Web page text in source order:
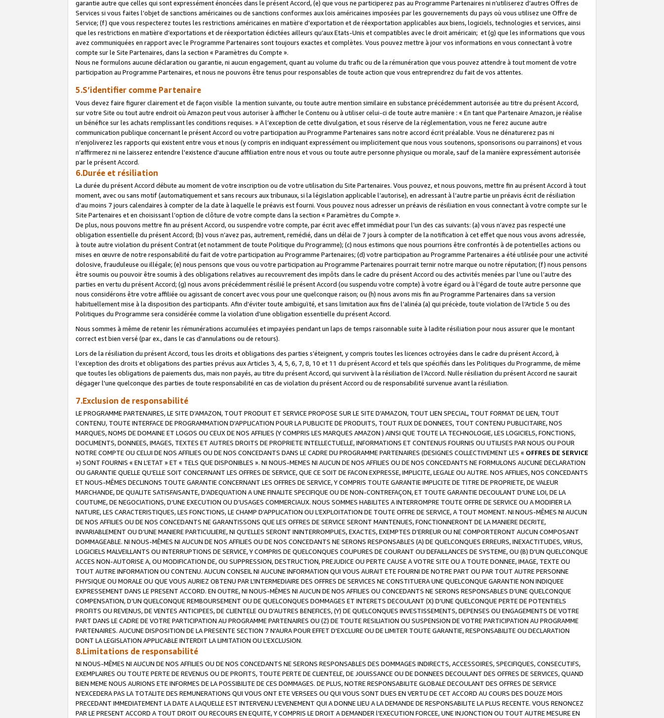
garantie autre que celles qui sont expressément énoncées dans le présent Accord, (e) que vous ne participerez pas au Programme Partenaires ni n’utiliserez d’autres Offres de
Services si vous faites l’objet de sanctions américaines ou de sanctions conformes aux lois américaines imposées par les gouvernements du pays où vous utilisez une Offre de
Service; (f) que vous respecterez toutes les restrictions américaines en matière d’exportation et de réexportation applicables aux biens, logiciels, technologies et services, ainsi
que les restrictions en matière d’exportations et de réexportation édictées ailleurs qu’aux Etats-Unis et compatibles avec le droit américain; et (g) que les informations que vous
avez communiquées en rapport avec le Programme Partenaires sont toujours exactes et complètes. Vous pouvez mettre à jour vos informations en vous connectant à votre
compte sur le Site Partenaires, dans la section « Paramètres du Compte ».
Nous ne formulons aucune déclaration ou garantie, ni aucun engagement, quant au volume du trafic ou de la rémunération que vous pouvez attendre à tout moment de votre
participation au Programme Partenaires, et nous ne pouvons être tenus pour responsables de toute action que vous entreprendrez du fait de vos attentes.
5.S’identifier comme Partenaire
Vous devez faire figurer clairement et de façon visible la mention suivante, ou toute autre mention similaire en substance précédemment autorisée au titre du présent Accord,
sur votre Site ou tout autre endroit où Amazon peut vous autoriser à afficher le Contenu ou à utiliser celui-ci de toute autre manière : « En tant que Partenaire Amazon, je réalise
un bénéfice sur les achats remplissant les conditions requises. » A l’exception de cette divulgation, et sous réserve de la réglementation, vous ne ferez aucune autre
communication publique concernant le présent Accord ou votre participation au Programme Partenaires sans notre accord écrit préalable. Vous ne dénaturerez pas ni
n’enjoliverez les rapports qui existent entre vous et nous (y compris en indiquant expressément ou implicitement que nous vous soutenons, sponsorisons ou parrainons) et vous
n’affirmerez ni ne laisserez entendre l'existence d'aucune affiliation entre nous et vous ou toute autre personne physique ou morale, sauf de la manière expressément autorisée
par le présent Accord.
6.Durée et résiliation
La durée du présent Accord débute au moment de votre inscription ou de votre utilisation du Site Partenaires. Vous pouvez, et nous pouvons, mettre fin au présent Accord à tout
moment, avec ou sans motif (automatiquement et sans recours aux tribunaux, si la législation applicable l’autorise), en adressant à l’autre partie un préavis écrit de résiliation
d’au moins 7 jours calendaires à compter de la date à laquelle le préavis est fourni. Vous pouvez nous adresser un préavis de résiliation en vous connectant à votre compte sur le
Site Partenaires et en choisissant l’option de clôture de votre compte dans la section « Paramètres du Compte ».
De plus, nous pouvons mettre fin au présent Accord, ou suspendre votre compte, par écrit avec effet immédiat pour l’un des cas suivants: (a) vous n’avez pas respecté une
obligation essentielle du présent Accord; (b) vous n’avez pas, autrement, remédié, dans un délai de 7 jours à compter de la notification à cet effet que nous vous avons adressée,
à toute autre violation du présent Contrat (et notamment de toute Politique du Programme); (c) nous estimons que nous pourrions être confrontés à de potentielles actions ou
mises en œuvre de notre responsabilité du fait de votre participation au Programme Partenaires; (d) votre participation au Programme Partenaires a été utilisée pour une activité
dolosive, frauduleuse ou illégale; (e) nous pensons que vous ou votre participation au Programme Partenaires pourrait ternir notre marque ou notre réputation; (f) nous pensons
être soumis ou pouvoir être soumis à des obligations relatives au recouvrement des impôts dans le cadre du présent Accord ou des activités menées par l’une ou l’autre des
parties en vertu du présent Accord; (g) nous avons précédemment résilié le présent Accord (ou suspendu votre compte) à votre égard ou à l'égard de toute autre personne que
nous considérons être votre affiliée ou agissant de concert avec vous pour une quelconque raison; ou (h) nous avons mis fin au Programme Partenaires dans sa version
habituellement mise à la disposition des participants. Afin d’éviter toute ambiguïté, et sans limitation aux fins de l’alinéa (a) qui précède, toute violation de l’Article 5 ou des
Politiques du Programme sera considérée comme la violation d’une obligation essentielle du présent Accord.
Nous sommes à même de retenir les rémunérations accumulées et impayées pendant un laps de temps raisonnable suite à ladite résiliation pour nous assurer que le montant
correct est bien versé (par ex., dans le cas d’annulations ou de retours).
Lors de la résiliation du présent Accord, tous les droits et obligations des parties s’éteignent, y compris toutes les licences octroyées dans le cadre du présent Accord, à
l’exception des droits et obligations des parties prévus aux Articles 3, 4, 5, 6, 7, 8, 10 et 11 du présent Accord et tels que spécifiés dans les Politiques du Programme, de même
que toutes les obligations de paiements dus, mais non payés, au titre du présent Accord, qui survivent à la résiliation de l’Accord. Nulle résiliation du présent Accord ne saurait
dégager l'une quelconque des parties de toute responsabilité en cas de violation du présent Accord ou de responsabilité survenue avant la résiliation.
7.Exclusion de responsabilité
LE PROGRAMME PARTENAIRES, LE SITE D’AMAZON, TOUT PRODUIT ET SERVICE PROPOSE SUR LE SITE D’AMAZON, TOUT LIEN SPECIAL, TOUT FORMAT DE LIEN, TOUT
CONTENU, TOUTE INTERFACE DE PROGRAMMATION D'APPLICATION POUR LA PUBLICITE DE PRODUITS, TOUT FLUX DE DONNEES, TOUT CONTENU PUBLICITAIRE, NOS
MARQUES, NOMS DE DOMAINE ET LOGOS OU CEUX DE NOS AFFILIES (Y COMPRIS LES MARQUES AMAZON ) AINSI QUE TOUTE LA TECHNOLOGIE, LES LOGICIELS, FONCTIONS,
DOCUMENTS, DONNEES, IMAGES, TEXTES ET AUTRES DROITS DE PROPRIETE INTELLECTUELLE, INFORMATIONS ET CONTENUS FOURNIS OU UTILISES PAR NOUS OU POUR
NOTRE COMPTE OU CELUI DE NOS AFFILIES OU DE NOS CONCEDANTS DANS LE CADRE DU PROGRAMME PARTENAIRES (DESIGNES COLLECTIVEMENT LES « OFFRES DE SERVICE
») SONT FOURNIS « EN L’ETAT » ET « TELS QUE DISPONIBLES ». NI NOUS-MEMES NI AUCUN DE NOS AFFILIES OU DE NOS CONCEDANTS NE FORMULONS AUCUNE DECLARATION
OU GARANTIE QUELLE QU’ELLE SOIT CONCERNANT LES OFFRES DE SERVICE, QUE CE SOIT DE FACON EXPRESSE, IMPLICITE, LEGALE OU AUTRE. NOS AFFILIES, NOS CONCEDANTS
ET NOUS-MÊMES DECLINONS TOUTE GARANTIE CONCERNANT LES OFFRES DE SERVICE, Y COMPRIS TOUTE GARANTIE IMPLICITE DE TITRE DE PROPRIETE, DE VALEUR
MARCHANDE, DE QUALITE SATISFAISANTE, D’ADEQUATION A UNE FINALITE SPECIFIQUE OU DE NON-CONTREFAÇON, ET TOUTE GARANTIE DECOULANT D’UNE LOI, DE LA
COUTUME, DE NEGOCIATIONS, D’UNE EXECUTION OU D’USAGES COMMERCIAUX. NOUS SOMMES HABILITES A INTERROMPRE TOUTE OFFRE DE SERVICE OU A MODIFIER LA
NATURE, LES CARACTERISTIQUES, LES FONCTIONS, LE CHAMP D’APPLICATION OU L’EXPLOITATION DE TOUTE OFFRE DE SERVICE, A TOUT MOMENT. NI NOUS-MÊMES NI AUCUN
DE NOS AFFILIES OU DE NOS CONCEDANTS NE GARANTISSONS QUE LES OFFRES DE SERVICE SERONT MAINTENUES, FONCTIONNERONT DE LA MANIERE DECRITE,
INVARIABLEMENT OU D’UNE MANIERE PARTICULIERE, NI QU’ELLES SERONT ININTERROMPUES, EXACTES, EXEMPTES D’ERREUR OU NE COMPORTERONT AUCUN COMPOSANT
DOMMAGEABLE. NI NOUS-MÊMES NI AUCUN DE NOS AFFILIES OU DE NOS CONCEDANTS NE SERONS RESPONSABLES (A) DE QUELCONQUES ERREURS, INEXACTITUDES, VIRUS,
LOGICIELS MALVEILLANTS OU INTERRUPTIONS DE SERVICE, Y COMPRIS DE QUELCONQUES COUPURES DE COURANT OU DEFAILLANCES DE SYSTEME, OU (B) D'UN QUELCONQUE
ACCES NON-AUTORISE A, OU MODIFICATION DE, OU SUPPRESSION, DESTRUCTION, PREJUDICE OU PERTE CAUSE A VOTRE SITE OU A TOUTE DONNEE, IMAGE, TEXTE OU
TOUT AUTRE INFORMATION OU CONTENU. AUCUN CONSEIL NI AUCUNE INFORMATION QUI VOUS AURAIT ETE FOURNI DE NOTRE PART OU PAR TOUT AUTRE PERSONNE
PHYSIQUE OU MORALE OU QUE VOUS AURIEZ OBTENU PAR L’INTERMEDIAIRE DES OFFRES DE SERVICES NE CONSTITUERA UNE QUELCONQUE GARANTIE NON INDIQUEE
EXPRESSEMENT DANS LE PRESENT ACCORD. EN OUTRE, NI NOUS-MÊMES NI AUCUN DE NOS AFFILIES OU CONCEDANTS NE SERONS RESPONSABLES D’UNE QUELCONQUE
COMPENSATION, D’UN QUELCONQUE REMBOURSEMENT OU DE QUELCONQUES DOMMAGES ET INTERETS DECOULANT (X) D'UNE QUELCONQUE PERTE DE POTENTIELS
PROFITS OU REVENUS, DE VENTES ANTICIPEES, DE CLIENTELE OU D'AUTRES BENEFICES, (Y) DE QUELCONQUES INVESTISSEMENTS, DEPENSES OU ENGAGEMENTS DE VOTRE
PART DANS LE CADRE DE VOTRE PARTICIPATION AU PROGRAMME PARTENAIRES OU (Z) DE TOUTE RESILIATION OU SUSPENSION DE VOTRE PARTICIPATION AU PROGRAMME
PARTENAIRES. AUCUNE DISPOSITION DE LA PRESENTE SECTION 7 N'AURA POUR EFFET D'EXCLURE OU DE LIMITER TOUTE GARANTIE, RESPONSABILITE OU DECLARATION
DONT LA LEGISLATION APPLICABLE INTERDIT LA LIMITATION OU L’EXCLUSION.
8.Limitations de responsabilité
NI NOUS-MÊMES NI AUCUN DE NOS AFFILIES OU DE NOS CONCEDANTS NE SERONS RESPONSABLES DES DOMMAGES INDIRECTS, ACCESSOIRES, SPECIFIQUES, CONSECUTIFS,
EXEMPLAIRES OU TOUTE PERTE DE REVENUS OU DE PROFITS, TOUTE PERTE DE CLIENTELE, DE JOUISSANCE OU DE DONNEES DECOULANT DES OFFRES DE SERVICES, QUAND
BIEN MEME NOUS AURIONS ETE INFORMES DE LA POSSIBILITE DE CES DOMMAGES. DE PLUS, NOTRE RESPONSABILITE GLOBALE DECOULANT DES OFFRES DE SERVICE
N’EXCEDERA PAS LA TOTALITE DES REMUNERATIONS QUI VOUS ONT ETE VERSEES OU QUI VOUS SONT DUES EN VERTU DE CET ACCORD AU COURS DES DOUZE MOIS
PRECEDANT IMMEDIATEMENT LA DATE A LAQUELLE EST INTERVENU L’EVENEMENT QUI A DONNE LIEU A LA DEMANDE DE RESPONSABILITE LA PLUS RECENTE. VOUS RENONCEZ
PAR LE PRESENT ACCORD A TOUT DROIT OU RECOURS EN EQUITE, Y COMPRIS LE DROIT A DEMANDER l'EXECUTION FORCEE, UNE INJONCTION OU TOUT AUTRE MESURE EN